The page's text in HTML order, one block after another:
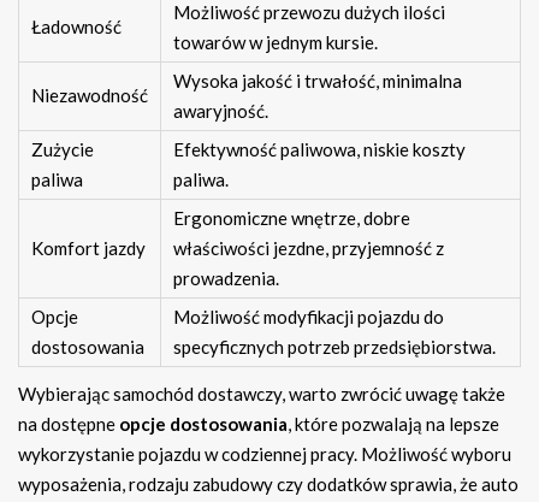
Ładowność
Możliwość przewozu dużych ilości
towarów w jednym kursie.
Niezawodność
Wysoka jakość i trwałość, minimalna
awaryjność.
Zużycie
paliwa
Efektywność paliwowa, niskie koszty
paliwa.
Komfort jazdy
Ergonomiczne wnętrze, dobre
właściwości jezdne, przyjemność z
prowadzenia.
Opcje
dostosowania
Możliwość modyfikacji pojazdu do
specyficznych potrzeb przedsiębiorstwa.
Wybierając samochód dostawczy, warto zwrócić uwagę także
na dostępne opcje dostosowania, które pozwalają na lepsze
wykorzystanie pojazdu w codziennej pracy. Możliwość wyboru
wyposażenia, rodzaju zabudowy czy dodatków sprawia, że auto